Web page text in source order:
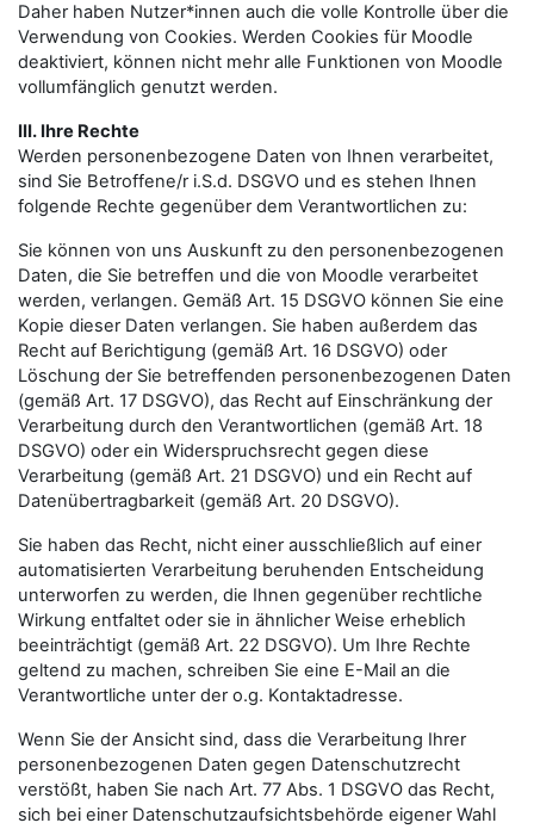
Daher haben Nutzer*innen auch die volle Kontrolle über die
Verwendung von Cookies. Werden Cookies für Moodle
deaktiviert, können nicht mehr alle Funktionen von Moodle
vollumfänglich genutzt werden.
III. Ihre Rechte
Werden personenbezogene Daten von Ihnen verarbeitet,
sind Sie Betroffene/r i.S.d. DSGVO und es stehen Ihnen
folgende Rechte gegenüber dem Verantwortlichen zu:
Sie können von uns Auskunft zu den personenbezogenen
Daten, die Sie betreffen und die von Moodle verarbeitet
werden, verlangen. Gemäß Art. 15 DSGVO können Sie eine
Kopie dieser Daten verlangen. Sie haben außerdem das
Recht auf Berichtigung (gemäß Art. 16 DSGVO) oder
Löschung der Sie betreffenden personenbezogenen Daten
(gemäß Art. 17 DSGVO), das Recht auf Einschränkung der
Verarbeitung durch den Verantwortlichen (gemäß Art. 18
DSGVO) oder ein Widerspruchsrecht gegen diese
Verarbeitung (gemäß Art. 21 DSGVO) und ein Recht auf
Datenübertragbarkeit (gemäß Art. 20 DSGVO).
Sie haben das Recht, nicht einer ausschließlich auf einer
automatisierten Verarbeitung beruhenden Entscheidung
unterworfen zu werden, die Ihnen gegenüber rechtliche
Wirkung entfaltet oder sie in ähnlicher Weise erheblich
beeinträchtigt (gemäß Art. 22 DSGVO). Um Ihre Rechte
geltend zu machen, schreiben Sie eine E-Mail an die
Verantwortliche unter der o.g. Kontaktadresse.
Wenn Sie der Ansicht sind, dass die Verarbeitung Ihrer
personenbezogenen Daten gegen Datenschutzrecht
verstößt, haben Sie nach Art. 77 Abs. 1 DSGVO das Recht,
sich bei einer Datenschutzaufsichtsbehörde eigener Wahl